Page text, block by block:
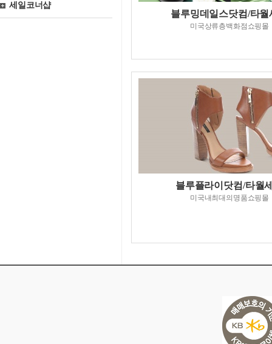
세일코너샵
블루밍데일스닷컴/타월
미국상류층백화점쇼핑몰
블루플라이닷컴/타월
미국내최대의명품쇼핑몰